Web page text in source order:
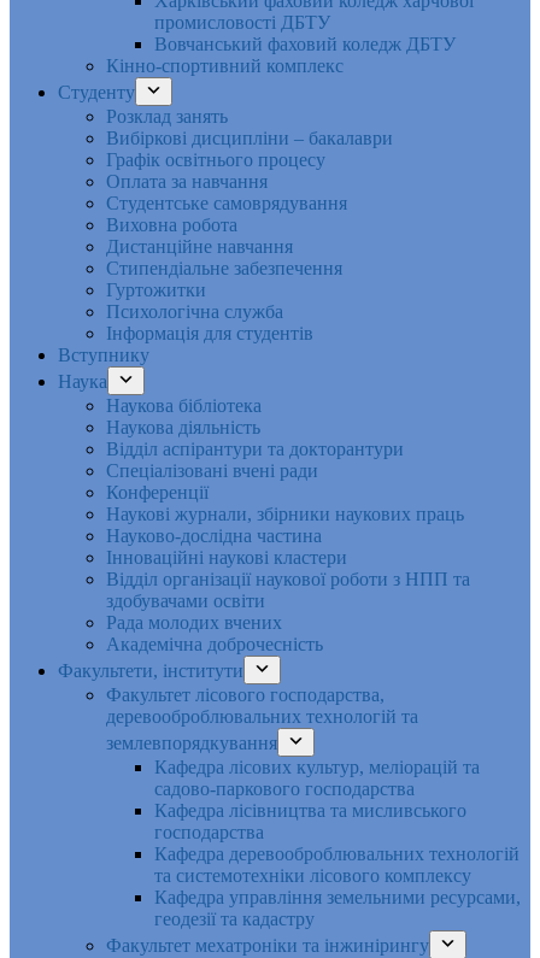
промисловості ДБТУ
Вовчанський фаховий коледж ДБТУ
Кінно-спортивний комплекс
Студенту
Розклад занять
Вибіркові дисципліни – бакалаври
Графік освітнього процесу
Оплата за навчання
Студентське самоврядування
Виховна робота
Дистанційне навчання
Стипендіальне забезпечення
Гуртожитки
Психологічна служба
Інформація для студентів
Вступнику
Наука
Наукова бібліотека
Наукова діяльність
Відділ аспірантури та докторантури
Спеціалізовані вчені ради
Конференції
Наукові журнали, збірники наукових праць
Науково-дослідна частина
Інноваційні наукові кластери
Відділ організації наукової роботи з НПП та
здобувачами освіти
Рада молодих вчених
Академічна доброчесність
Факультети, інститути
Факультет лісового господарства,
деревооброблювальних технологій та
землевпорядкування
Кафедра лісових культур, меліорацій та
садово-паркового господарства
Кафедра лісівництва та мисливського
господарства
Кафедра деревооброблювальних технологій
та системотехніки лісового комплексу
Кафедра управління земельними ресурсами,
геодезії та кадастру
Факультет мехатроніки та інжинірингу